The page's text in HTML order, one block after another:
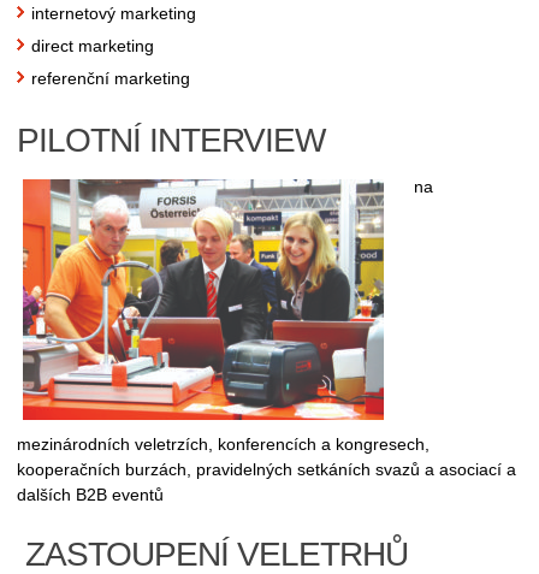
internetový marketing
direct marketing
referenční marketing
PILOTNÍ INTERVIEW
na
mezinárodních veletrzích, konferencích a kongresech,
kooperačních burzách, pravidelných setkáních svazů a asociací a
dalších B2B eventů
ZASTOUPENÍ VELETRHŮ